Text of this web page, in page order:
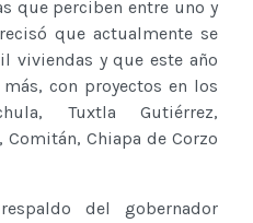
que perciben entre uno y
que actualmente se
viviendas y que este año
con proyectos en los
Tuxtla Gutiérrez,
Comitán, Chiapa de Corzo
del gobernador